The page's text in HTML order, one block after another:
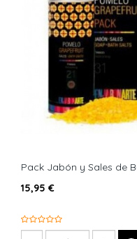
Pack Jabón y Sales de
15,95 €